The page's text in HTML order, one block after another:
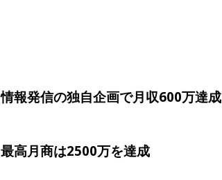
情報発信の独自企画で月収600万達成
最高月商は2500万を達成